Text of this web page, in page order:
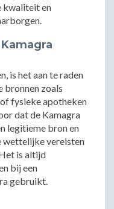
kwaliteit en
is het aan te raden
bronnen zoals
fysieke apotheken
dat de Kamagra
legitieme bron en
wettelijke vereisten
is altijd
bij een
gebruikt.